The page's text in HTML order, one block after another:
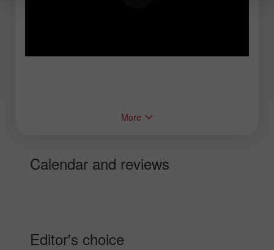
More
Calendar and reviews
Editor's choice